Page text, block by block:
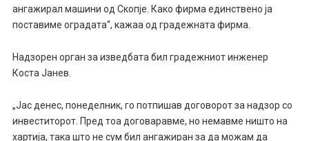
ангажирал машини од Скопје. Како фирма единствено ја
поставиме оградата“, кажаа од градежната фирма.
Надзорен орган за изведбата бил градежниот инженер
Коста Јанев.
„Јас денес, понеделник, го потпишав договорот за надзор со
инвеститорот. Пред тоа договаравме, но немавме ништо на
хартија, така што не сум бил ангажиран за да можам да